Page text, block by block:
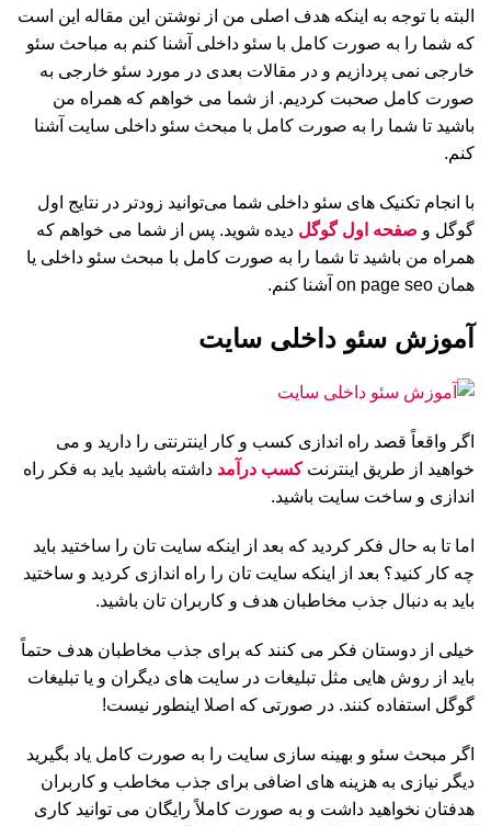
البته با توجه به اینکه هدف اصلی من از نوشتن این مقاله این است
که شما را به صورت کامل با سئو داخلی آشنا کنم به مباحث سئو
خارجی نمی پردازیم و در مقالات بعدی در مورد سئو خارجی به
صورت کامل صحبت کردیم. از شما می خواهم که همراه من
باشید تا شما را به صورت کامل با مبحث سئو داخلی سایت آشنا
کنم.
با انجام تکنیک های سئو داخلی شما می‌توانید زودتر در نتایج اول
گوگل و صفحه اول گوگل دیده شوید. پس از شما می خواهم که
همراه من باشید تا شما را به صورت کامل با مبحث سئو داخلی یا
همان on page seo آشنا کنم.
آموزش سئو داخلی سایت
اگر واقعاً قصد راه اندازی کسب و کار اینترنتی را دارید و می
خواهید از طریق اینترنت کسب درآمد داشته باشید باید به فکر راه
اندازی و ساخت سایت باشید.
اما تا به حال فکر کردید که بعد از اینکه سایت تان را ساختید باید
چه کار کنید؟ بعد از اینکه سایت تان را راه اندازی کردید و ساختید
باید به دنبال جذب مخاطبان هدف و کاربران تان باشید.
خیلی از دوستان فکر می کنند که برای جذب مخاطبان هدف حتماً
باید از روش هایی مثل تبلیغات در سایت های دیگران و یا تبلیغات
گوگل استفاده کنند. در صورتی که اصلا اینطور نیست!
اگر مبحث سئو و بهینه سازی سایت را به صورت کامل یاد بگیرید
دیگر نیازی به هزینه های اضافی برای جذب مخاطب و کاربران
هدفتان نخواهید داشت و به صورت کاملاً رایگان می توانید کاری